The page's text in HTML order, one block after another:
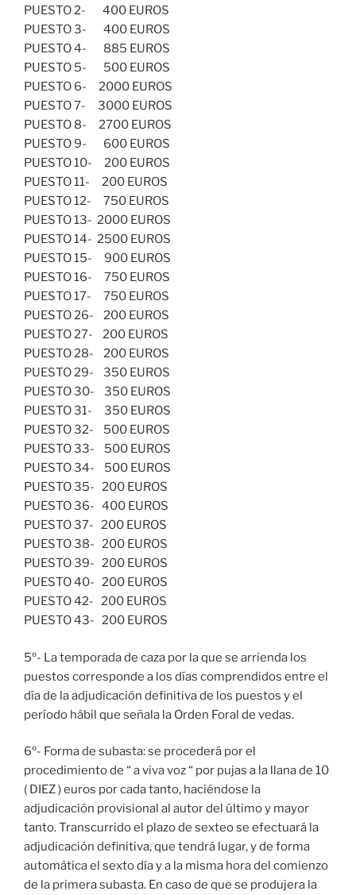
PUESTO 2- 400 EUROS
PUESTO 3- 400 EUROS
PUESTO 4- 885 EUROS
PUESTO 5- 500 EUROS
PUESTO 6- 2000 EUROS
PUESTO 7- 3000 EUROS
PUESTO 8- 2700 EUROS
PUESTO 9- 600 EUROS
PUESTO 10- 200 EUROS
PUESTO 11- 200 EUROS
PUESTO 12- 750 EUROS
PUESTO 13- 2000 EUROS
PUESTO 14- 2500 EUROS
PUESTO 15- 900 EUROS
PUESTO 16- 750 EUROS
PUESTO 17- 750 EUROS
PUESTO 26- 200 EUROS
PUESTO 27- 200 EUROS
PUESTO 28- 200 EUROS
PUESTO 29- 350 EUROS
PUESTO 30- 350 EUROS
PUESTO 31- 350 EUROS
PUESTO 32- 500 EUROS
PUESTO 33- 500 EUROS
PUESTO 34- 500 EUROS
PUESTO 35- 200 EUROS
PUESTO 36- 400 EUROS
PUESTO 37- 200 EUROS
PUESTO 38- 200 EUROS
PUESTO 39- 200 EUROS
PUESTO 40- 200 EUROS
PUESTO 42- 200 EUROS
PUESTO 43- 200 EUROS
5º- La temporada de caza por la que se arrienda los
puestos corresponde a los días comprendidos entre el
día de la adjudicación definitiva de los puestos y el
período hábil que señala la Orden Foral de vedas.
6º- Forma de subasta: se procederá por el
procedimiento de “ a viva voz “ por pujas a la llana de 10
( DIEZ ) euros por cada tanto, haciéndose la
adjudicación provisional al autor del último y mayor
tanto. Transcurrido el plazo de sexteo se efectuará la
adjudicación definitiva, que tendrá lugar, y de forma
automática el sexto día y a la misma hora del comienzo
de la primera subasta. En caso de que se produjera la